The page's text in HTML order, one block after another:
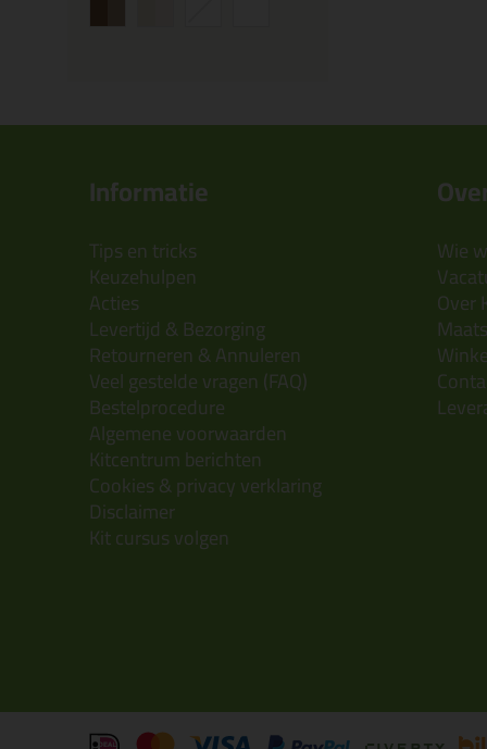
Informatie
Tips en tricks
Keuzehulpen
Acties
Levertijd & Bezorging
Retourneren & Annuleren
Veel gestelde vragen (FAQ)
Bestelprocedure
Algemene voorwaarden
Kitcentrum berichten
Cookies & privacy verklaring
Disclaimer
Kit cursus volgen
Wie
Over